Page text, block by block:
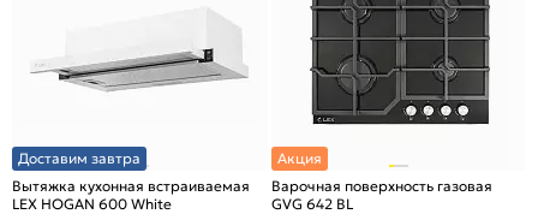
Доставим завтра
Вытяжка кухонная встраиваемая
LEX HOGAN 600 White
Акция
Варочная поверхность газовая
GVG 642 BL